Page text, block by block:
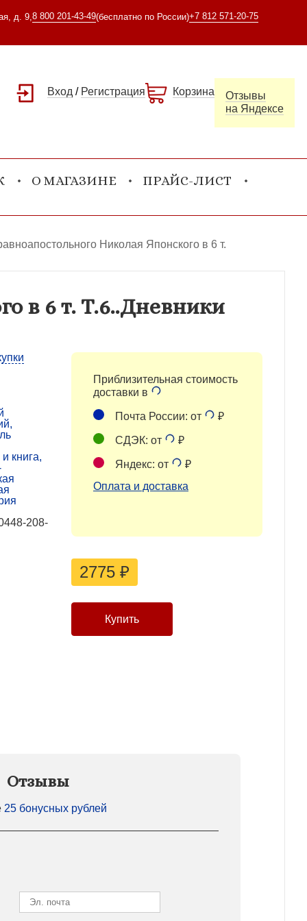
д. 9, 8 800 201-43-49(бесплатно по России)+7 812 571-20-75
Вход / Регистрация Корзина
Отзывы
на Яндексе
О МАГАЗИНЕ ПРАЙС-ЛИСТ
Николая Японского в 6 т.
в 6 т. Т.6..Дневники
книга,
208-
Приблизительная стоимость
доставки в
Почта России: от ₽
СДЭК: от ₽
Яндекс: от
₽
Оплата и доставка
2775 ₽
Отзывы
25 бонусных рублей